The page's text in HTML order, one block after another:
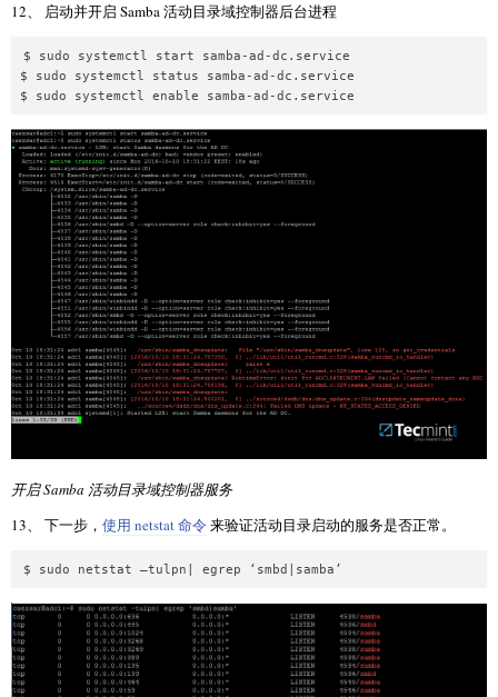
12、 启动并开启 Samba 活动目录域控制器后台进程
$ sudo systemctl start samba-ad-dc.service
$ sudo systemctl status samba-ad-dc.service
开启 Samba 活动目录域控制器服务
13、 下一步， 使用 netstat 命令来验证活动目录启动的服务是否正常。